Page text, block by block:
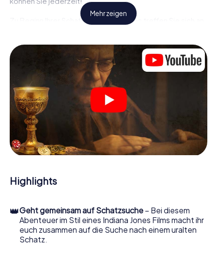
Zu Beginn Ihrer Schatzsuche in Lourdes treffen Sie sich an
geborener Spurensucher? Wer ein waschechter
Abenteurer? Und wer hat das Zeug zum Code-Knacker?
Bei unserer Schatzsuche in Lourdes ist für jeden Spieler
die passende Rolle dabei.
Sind die Rollen verteilt, kann die Krimi-Schatzsuche durch
Lourdes losgehen: An den unterschiedlichsten Orten in
der Stadt knacken Sie verschlüsselte Codes, lösen
knifflige Logikaufgaben und fahnden nach Spuren und
Hinweisstücken. Ihr Smartphone ist dabei Ihr wichtigstes
Ermittlerwerkzeug: Unsere eigens entwickelte App lässt
Sie Kontaktpersonen befragen und rätselhafte
sammeln und navigiert Sie sicher durch Lourdes.
schon bald werden Sie feststellen, dass der kostbare
Schatz nur noch wenige Schritte entfernt ist.
Mehr zeigen
Highlights
👑Geht gemeinsam auf Schatzsuche – Bei diesem
Abenteuer im Stil eines Indiana Jones Films macht ihr
euch zusammen auf die Suche nach einem uralten
Schatz.